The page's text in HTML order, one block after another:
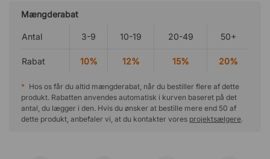
Mængderabat
Antal 3-9 10-19 20-49 50+
Rabat 10% 12% 15% 20%
* Hos os får du altid mængderabat, når du bestiller flere af dette
produkt. Rabatten anvendes automatisk i kurven baseret på det
antal, du lægger i den. Hvis du ønsker at bestille mere end 50 af
dette produkt, anbefaler vi, at du kontakter vores projektsælgere.